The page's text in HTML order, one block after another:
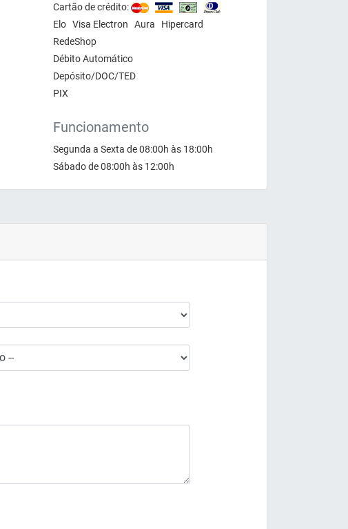
Cartão de crédito:
Elo Visa Electron Aura Hipercard
RedeShop
Débito Automático
Depósito/DOC/TED
PIX
Funcionamento
Segunda a Sexta de 08:00h às 18:00h
Sábado de 08:00h às 12:00h